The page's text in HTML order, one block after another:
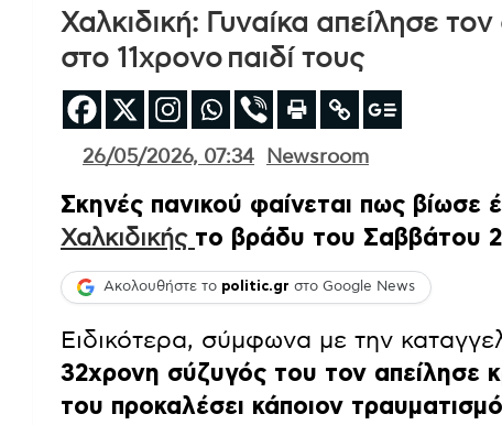
Χαλκιδική: Γυναίκα απείλησε
στο 11χρονο παιδί τους
26/05/2026, 07:34 Newsroom
Σκηνές πανικού φαίνεται πως
Χαλκιδικής το βράδυ του Σαββάτου
Ακολουθήστε το politic.gr στο Google News
Ειδικότερα, σύμφωνα με την
32χρονη σύζυγός του τον απείλησε
του προκαλέσει κάποιον